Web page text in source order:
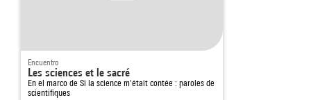
Encuentro
Les sciences et le sacré
En el marco de Si la science m'était contée : paroles de
scientifiques